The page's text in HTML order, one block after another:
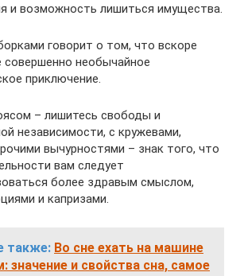
и возможность лишиться имущества.
говорит о том, что вскоре
совершенно необычайное
приключение.
– лишитесь свободы и
независимости, с кружевами,
вычурностями – знак того, что
вам следует
более здравым смыслом,
и капризами.
также: Во сне ехать на машине
значение и свойства сна, самое